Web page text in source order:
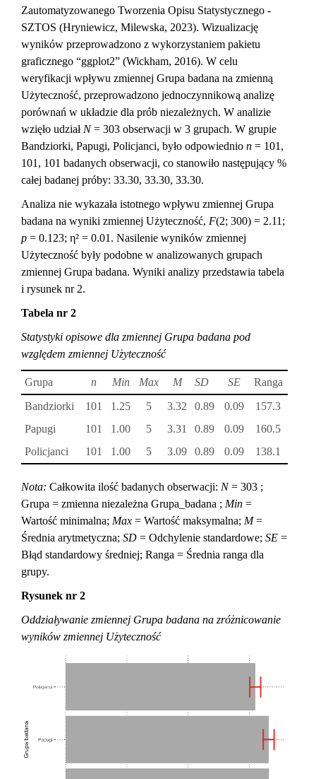
Zautomatyzowanego Tworzenia Opisu Statystycznego -
SZTOS (Hryniewicz, Milewska, 2023). Wizualizację
wyników przeprowadzono z wykorzystaniem pakietu
graficznego “ggplot2” (Wickham, 2016). W celu
weryfikacji wpływu zmiennej Grupa badana na zmienną
Użyteczność, przeprowadzono jednoczynnikową analizę
porównań w układzie dla prób niezależnych. W analizie
wzięło udział N= 303 obserwacji w 3 grupach. W grupie
Bandziorki, Papugi, Policjanci, było odpowiednio n = 101,
101, 101 badanych obserwacji, co stanowiło następujący %
całej badanej próby: 33.30, 33.30, 33.30.
Analiza nie wykazała istotnego wpływu zmiennej Grupa
badana na wyniki zmiennej Użyteczność, F(2; 300) = 2.11;
p = 0.123; η² = 0.01. Nasilenie wyników zmiennej
Użyteczność były podobne w analizowanych grupach
zmiennej Grupa badana. Wyniki analizy przedstawia tabela
i rysunek nr 2.
Tabela nr 2
Statystyki opisowe dla zmiennej Grupa badana pod
względem zmiennej Użyteczność
Grupa n Min Max M SD SE
Ranga
Bandziorki
101 1.25 5 3.32 0.89 0.09
157.3
Papugi
101 1.00 5 3.31 0.89 0.09
160.5
Policjanci
101 1.00 5 3.09 0.89 0.09 138.1
Nota: Całkowita ilość badanych obserwacji: N= 303 ;
Grupa = zmienna niezależna Grupa_badana ; Min =
Wartość minimalna; Max = Wartość maksymalna; M=
Średnia arytmetyczna; SD = Odchylenie standardowe; SE =
Błąd standardowy średniej; Ranga = Średnia ranga dla
grupy.
Rysunek nr 2
Oddziaływanie zmiennej Grupa badana na zróżnicowanie
wyników zmiennej Użyteczność